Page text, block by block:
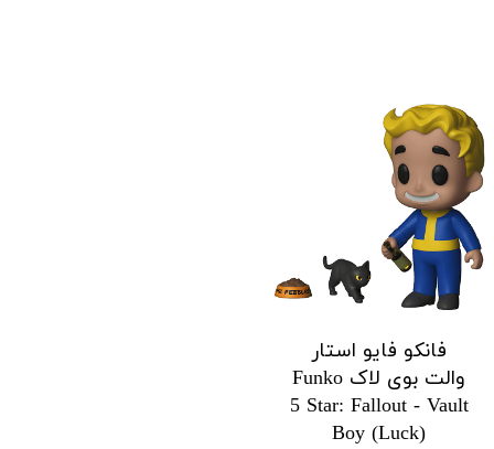
فانکو فایو استار
والت بوی لاک Funko
5 Star: Fallout - Vault
Boy (Luck)